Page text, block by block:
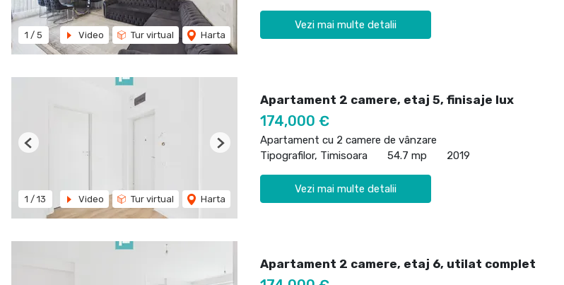
1 / 5 Video Tur virtual Harta
Vezi mai multe detalii
1 / 13 Video Tur virtual Harta
Previous Next
Apartament 2 camere, etaj 5, finisaje lux
174,000 €
Apartament cu 2 camere de vânzare
Tipografilor, Timisoara
54.7 mp 2019
Vezi mai multe detalii
Apartament 2 camere, etaj 6, utilat complet